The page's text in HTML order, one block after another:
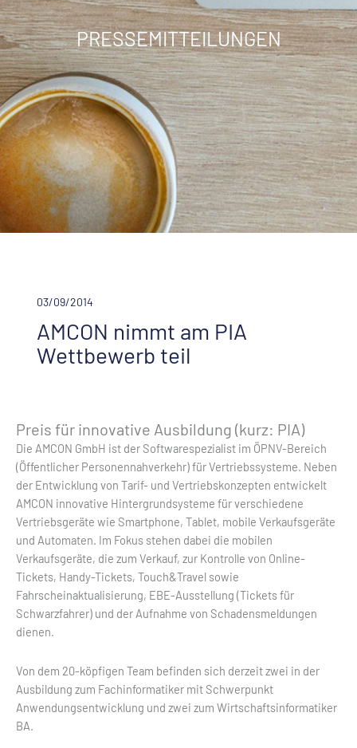
PRESSEMITTEILUNGEN
03/09/2014
AMCON nimmt am PIA
Wettbewerb teil
Preis für innovative Ausbildung (kurz: PIA)
Die AMCON GmbH ist der Softwarespezialist im ÖPNV-Bereich
(Öffentlicher Personennahverkehr) für Vertriebssysteme. Neben
der Entwicklung von Tarif- und Vertriebskonzepten entwickelt
AMCON innovative Hintergrundsysteme für verschiedene
Vertriebsgeräte wie Smartphone, Tablet, mobile Verkaufsgeräte
und Automaten. Im Fokus stehen dabei die mobilen
Verkaufsgeräte, die zum Verkauf, zur Kontrolle von Online-
Tickets, Handy-Tickets, Touch&Travel sowie
Fahrscheinaktualisierung, EBE-Ausstellung (Tickets für
Schwarzfahrer) und der Aufnahme von Schadensmeldungen
dienen.
Von dem 20-köpfigen Team befinden sich derzeit zwei in der
Ausbildung zum Fachinformatiker mit Schwerpunkt
Anwendungsentwicklung und zwei zum Wirtschaftsinformatiker
BA.